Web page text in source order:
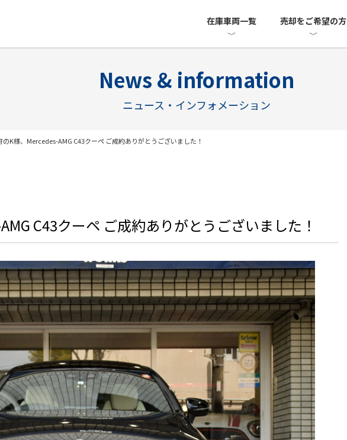
在庫車両一覧 売却をご希望の方
News & information
ニュース・インフォメーション
のK様、Mercedes-AMG C43クーペ ご成約ありがとうございました！
C43クーペ ご成約ありがとうございました！